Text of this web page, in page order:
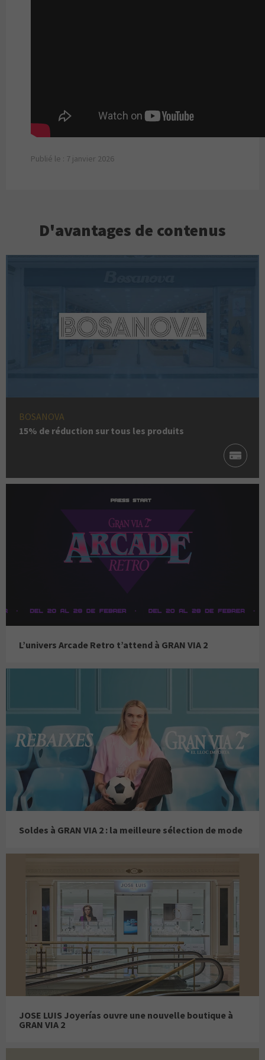
Publié le : 7 janvier 2026
D'avantages de contenus
BOSANOVA
15% de réduction sur tous les produits
L’univers Arcade Retro t’attend à GRAN VIA 2
Soldes à GRAN VIA 2 : la meilleure sélection de mode
JOSE LUIS Joyerías ouvre une nouvelle boutique à
GRAN VIA 2